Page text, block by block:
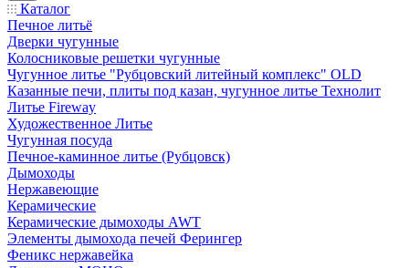
Каталог
Печное литьё
Дверки чугунные
Колосниковые решетки чугунные
Чугунное литье "Рубцовский литейный комплекс" OLD
Казанные печи, плиты под казан, чугунное литье Технолит
Литье Fireway
Художественное Литье
Чугунная посуда
Печное-каминное литье (Рубцовск)
Дымоходы
Нержавеющие
Керамические
Керамические дымоходы AWT
Элементы дымохода печей Ферингер
Феникс нержавейка